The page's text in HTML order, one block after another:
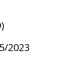
2023